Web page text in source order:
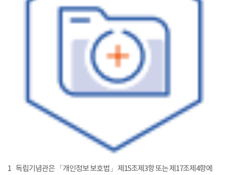
1 독립기념관은 「개인정보 보호법」 제15조제3항 또는 제17조제4항에